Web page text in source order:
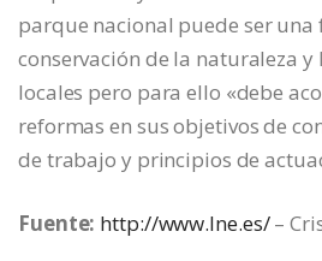
parque nacional puede ser
conservación de la naturaleza
locales pero para ello «debe
reformas en sus objetivos de
de trabajo y principios de
Fuente: http://www.lne.es/–